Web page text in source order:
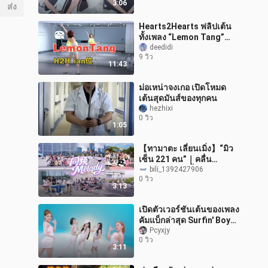
3:06
11:43
Hearts2Hearts ฟลิปเต้น
ทั้งเพลง “Lemon Tang”
เวอร์ชัน ian + สอนแยกท่า
พร้อมเสียงอธิบายอย่าง
deedidi
9 วิว
1:05
ม่อเหน่าจงเกอ เปิดโหมด
เต้นสุดมันส์ของทุกคน
hezhixi
0 วิว
3:13
【ทามาตะ เลี่ยนเมิ่ง】“มิว
เซ็น 221 คน”｜คลื่น
เดียวกัน เมโลดี้｜BDF2026
—เฉิงตู หลูโจว กว่างโจว
bili_1392427906
0 วิว
3:11
เปิดตัวเวอร์ชันเต้นของเพลง
คัมแบ็กล่าสุด Surfin' Boy
ของ Red Velvet
Pcyxjy
0 วิว
ส่ง